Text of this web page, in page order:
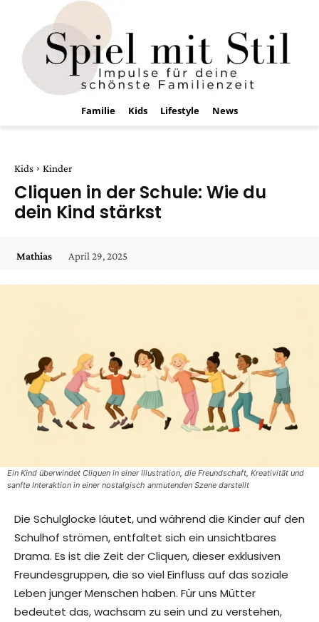
Familie Kids Lifestyle News
Kids Kinder
Cliquen in der Schule: Wie du
dein Kind stärkst
Mathias April 29, 2025
Ein Kind überwindet Cliquen in einer Illustration, die Freundschaft, Kreativität und
sanfte Interaktion in einer nostalgisch anmutenden Szene darstellt
Die Schulglocke läutet, und während die Kinder auf den
Schulhof strömen, entfaltet sich ein unsichtbares
Drama. Es ist die Zeit der Cliquen, dieser exklusiven
Freundesgruppen, die so viel Einfluss auf das soziale
Leben junger Menschen haben. Für uns Mütter
bedeutet das, wachsam zu sein und zu verstehen,